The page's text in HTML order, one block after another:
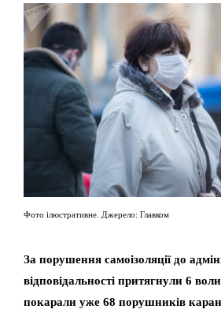
Фото ілюстративне. Джерело: Главком
За порушення самоізоляції до
відповідальності притягнули 6
покарали уже 68 порушників